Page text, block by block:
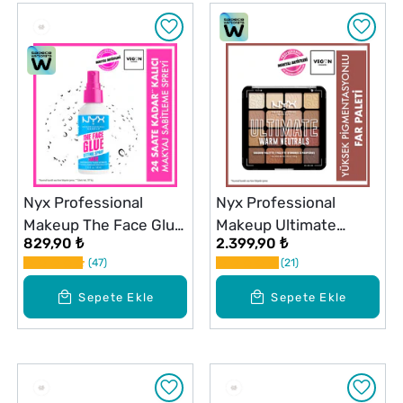
Sepete Ekle
Nyx Professional
Makeup The Face Glue
Sabitleyici Sprey
829,90 ₺
47
Sepete Ekle
Nyx Professional
Makeup Ultimate
Shadow Palette Warm
Neutrals Göz Farı
Paleti
2.399,90 ₺
21